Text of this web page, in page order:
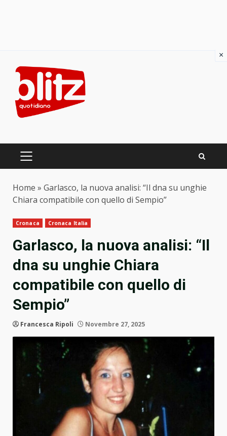
content
PRIMARY
Home » Garlasco, la nuova analisi: “Il dna su unghie
Chiara compatibile con quello di Sempio”
Cronaca Cronaca Italia
Garlasco, la nuova analisi: “Il
dna su unghie Chiara
compatibile con quello di
Sempio”
Francesca Ripoli Novembre 27, 2025
×